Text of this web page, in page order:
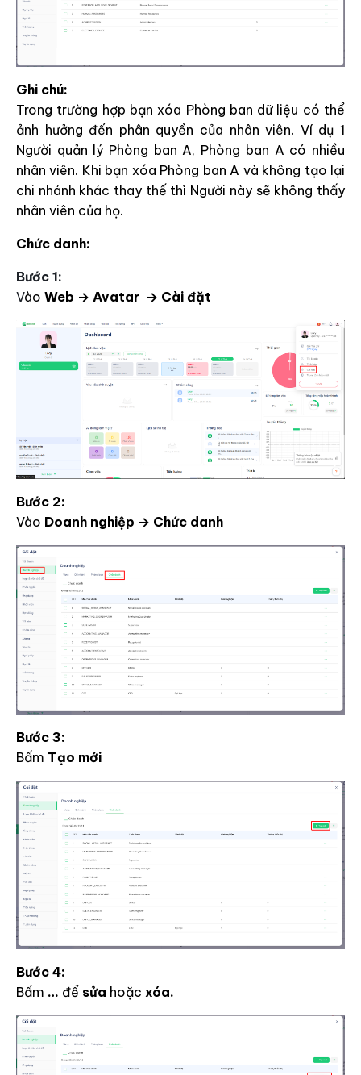
Ghi chú:
Trong trường hợp bạn xóa Phòng ban dữ liệu có thể
ảnh hưởng đến phân quyền của nhân viên. Ví dụ 1
Người quản lý Phòng ban A, Phòng ban A có nhiều
nhân viên. Khi bạn xóa Phòng ban A và không tạo lại
chi nhánh khác thay thế thì Người này sẽ không thấy
nhân viên của họ.
Chức danh:
Bước 1:
Vào Web → Avatar → Cài đặt
Bước 2:
Vào Doanh nghiệp → Chức danh
Bước 3:
Bấm Tạo mới
Bước 4:
Bấm … để sửa hoặc xóa.